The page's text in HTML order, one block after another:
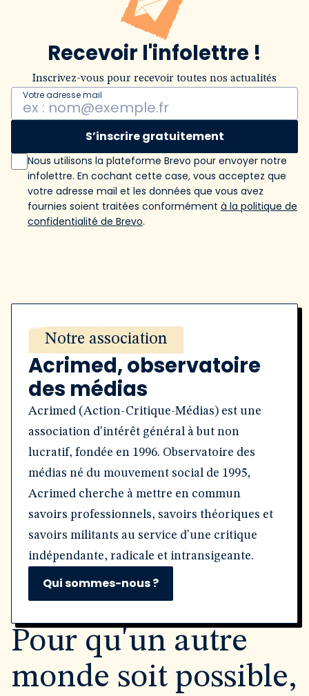
Recevoir l'infolettre !
Inscrivez-vous pour recevoir toutes nos actualités
Votre adresse mail
S’inscrire gratuitement
Nous utilisons la plateforme Brevo pour envoyer notre
infolettre. En cochant cette case, vous acceptez que
votre adresse mail et les données que vous avez
fournies soient traitées conformément à la politique de
confidentialité de Brevo.
Notre association
Acrimed, observatoire
des médias
Acrimed (Action-Critique-Médias) est une
association d'intérêt général à but non
lucratif, fondée en 1996. Observatoire des
médias né du mouvement social de 1995,
Acrimed cherche à mettre en commun
savoirs professionnels, savoirs théoriques et
savoirs militants au service d'une critique
indépendante, radicale et intransigeante.
Qui sommes-nous ?
Pour qu'un autre
monde soit possible,